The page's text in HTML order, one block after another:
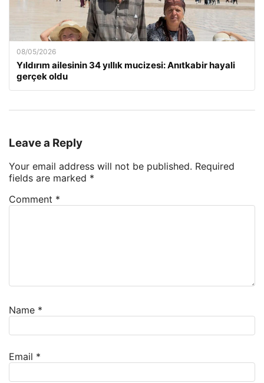
08/05/2026
Yıldırım ailesinin 34 yıllık mucizesi: Anıtkabir hayali
gerçek oldu
Leave a Reply
Your email address will not be published. Required
fields are marked *
Comment *
Name *
Email *